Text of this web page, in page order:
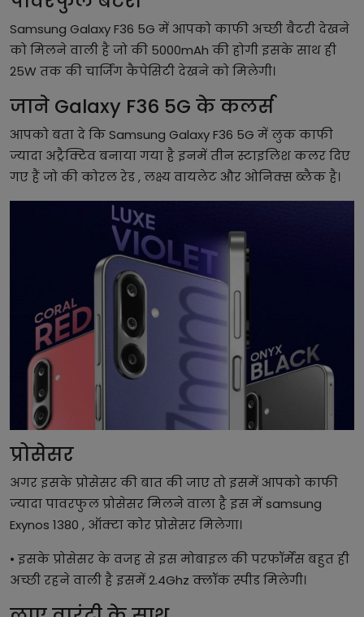
Samsung Galaxy F36 5G में आपको काफी अच्छी बैटरी देखने
को मिलने वाली है जो की 5000mAh की होगी इसके साथ ही
25W तक की चार्जिंग कैपेसिटी देखने को मिलेगी।
जाने Galaxy F36 5G के कलर्स
आपको बता दे कि Samsung Galaxy F36 5G में लुक काफी
ज्यादा अट्रैक्टिव बनाया गया है इनमें तीन स्टाइलिश कलर दिए
गए हैं जो की कोरल रेड , लक्ष्य वायलेट और ओनिक्स ब्लैक है।
प्रोसेसर
अगर इसके प्रोसेसर की बात की जाए तो इसमें आपको काफी
ज्यादा पावरफुल प्रोसेसर मिलने वाला है इस में samsung
Exynos 1380 , ऑक्टा कोर प्रोसेसर मिलेगा।
• इसके प्रोसेसर के वजह से इस मोबाइल की परफॉर्मेंस बहुत ही
अच्छी रहने वाली है इसमें 2.4Ghz क्लॉक स्पीड मिलेगी।